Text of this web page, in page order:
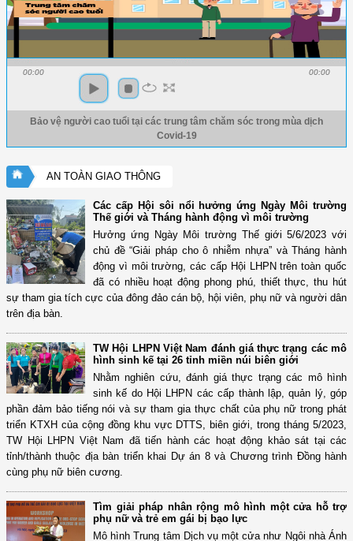
00:00 00:00
Bảo vệ người cao tuổi tại các trung tâm chăm sóc trong mùa dịch
Covid-19
AN TOÀN GIAO THÔNG
Các cấp Hội sôi nổi hưởng ứng Ngày Môi trường
Thế giới và Tháng hành động vì môi trường
Hưởng ứng Ngày Môi trường Thế giới 5/6/2023 với
chủ đề “Giải pháp cho ô nhiễm nhựa” và Tháng hành
động vì môi trường, các cấp Hội LHPN trên toàn quốc
đã có nhiều hoạt động phong phú, thiết thực, thu hút
sự tham gia tích cực của đông đảo cán bộ, hội viên, phụ nữ và người dân
trên địa bàn.
TW Hội LHPN Việt Nam đánh giá thực trạng các mô
hình sinh kế tại 26 tỉnh miền núi biên giới
Nhằm nghiên cứu, đánh giá thực trạng các mô hình
sinh kế do Hội LHPN các cấp thành lập, quản lý, góp
phần đảm bảo tiếng nói và sự tham gia thực chất của phụ nữ trong phát
triển KTXH của cộng đồng khu vực DTTS, biên giới, trong tháng 5/2023,
TW Hội LHPN Việt Nam đã tiến hành các hoạt động khảo sát tại các
tỉnh/thành thuộc địa bàn triển khai Dự án 8 và Chương trình Đồng hành
cùng phụ nữ biên cương.
Tìm giải pháp nhân rộng mô hình một cửa hỗ trợ
phụ nữ và trẻ em gái bị bạo lực
Mô hình Trung tâm Dịch vụ một cửa như Ngôi nhà Ánh